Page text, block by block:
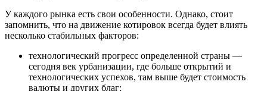
У каждого рынка есть свои особенности. Однако, стоит
запомнить, что на движение котировок всегда будет влиять
несколько стабильных факторов:
технологический прогресс определенной страны —
сегодня век урбанизации, где больше открытий и
технологических успехов, там выше будет стоимость
валюты и других благ;